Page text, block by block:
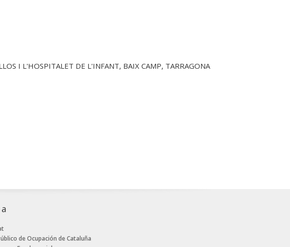
I L'HOSPITALET DE L'INFANT, BAIX CAMP, TARRAGONA
de Ocupación de Cataluña